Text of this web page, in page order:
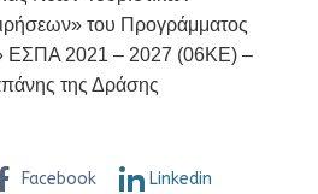
του Προγράμματος
ΕΣΠΑ 2021 – 2027 (06ΚΕ) –
της Δράσης
Facebook Linkedin